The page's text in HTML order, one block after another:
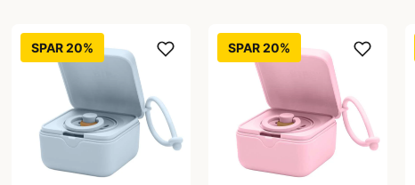
SPAR 20% SPAR 20%